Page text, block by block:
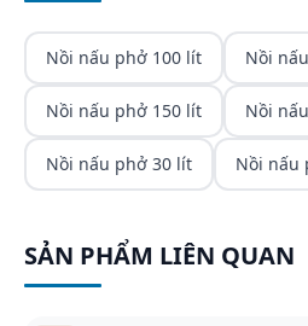
Nồi nấu phở 100 lít Nồi
Nồi nấu phở 150 lít Nồi
Nồi nấu phở 30 lít Nồi nấu
SẢN PHẨM LIÊN QUAN